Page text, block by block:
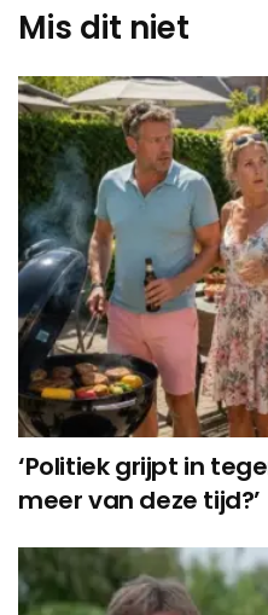
Mis dit niet
‘Politiek grijpt in
meer van deze tijd?’